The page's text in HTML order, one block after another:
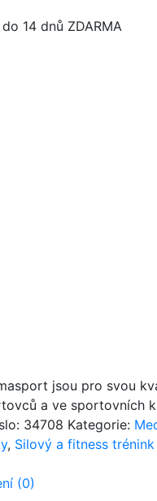
14 dnů ZDARMA
jsou pro svou
a ve sportovních
34708 Kategorie:
, Silový a fitness trénink
(0)